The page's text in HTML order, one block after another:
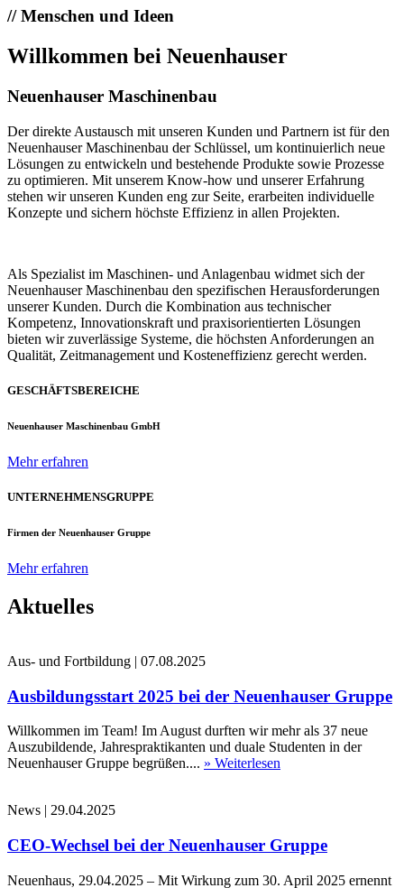
//Menschen und Ideen
Willkommen bei Neuenhauser
Neuenhauser Maschinenbau
Der direkte Austausch mit unseren Kunden und Partnern ist für den
Neuenhauser Maschinenbau der Schlüssel, um kontinuierlich neue
Lösungen zu entwickeln und bestehende Produkte sowie Prozesse
zu optimieren. Mit unserem Know-how und unserer Erfahrung
stehen wir unseren Kunden eng zur Seite, erarbeiten individuelle
Konzepte und sichern höchste Effizienz in allen Projekten.
Als Spezialist im Maschinen- und Anlagenbau widmet sich der
Neuenhauser Maschinenbau den spezifischen Herausforderungen
unserer Kunden. Durch die Kombination aus technischer
Kompetenz, Innovationskraft und praxisorientierten Lösungen
bieten wir zuverlässige Systeme, die höchsten Anforderungen an
Qualität, Zeitmanagement und Kosteneffizienz gerecht werden.
GESCHÄFTSBEREICHE
Neuenhauser Maschinenbau GmbH
Mehr erfahren
UNTERNEHMENSGRUPPE
Firmen der Neuenhauser Gruppe
Mehr erfahren
Aktuelles
Aus- und Fortbildung | 07.08.2025
Ausbildungsstart 2025 bei der Neuenhauser Gruppe
Willkommen im Team! Im August durften wir mehr als 37 neue
Auszubildende, Jahrespraktikanten und duale Studenten in der
Neuenhauser Gruppe begrüßen.... » Weiterlesen
News | 29.04.2025
CEO-Wechsel bei der Neuenhauser Gruppe
Neuenhaus, 29.04.2025 – Mit Wirkung zum 30. April 2025 ernennt